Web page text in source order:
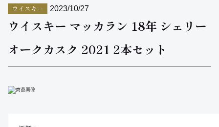
ウイスキー 2023/10/27
ウイスキー マッカラン 18年 シェリー
オークカスク 2021 2本セット